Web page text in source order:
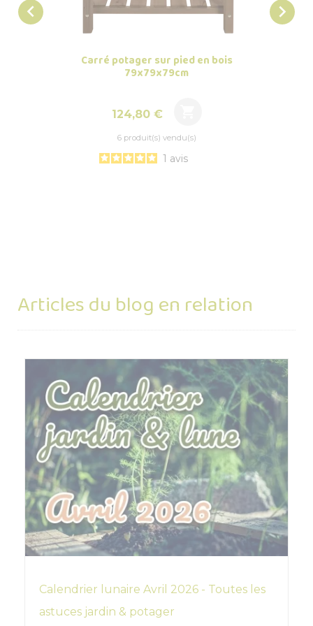

Carré potager sur pied en bois
79x79x79cm
Prix
124,80 €
6 produit(s) vendu(s)
1 avis

Articles du blog en relation
Calendrier lunaire Avril 2026 - Toutes les
astuces jardin & potager